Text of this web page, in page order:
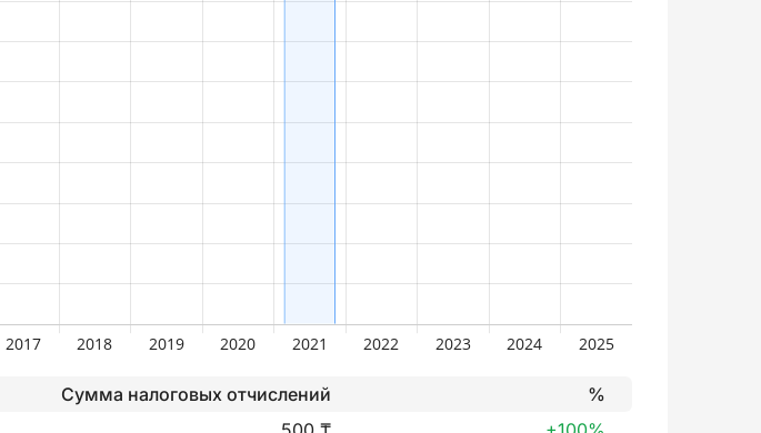
Сумма налоговых отчислений
%